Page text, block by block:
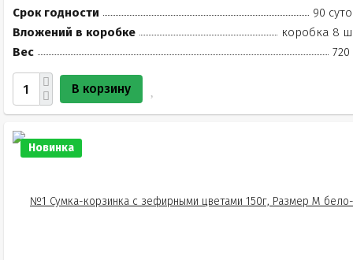
Срок годности
90
Вложений в коробке
коробка 8
Вес
720
В корзину
Новинка